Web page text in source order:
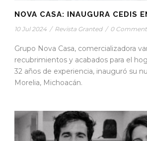
NOVA CASA: INAUGURA CEDIS
10 Jul 2024 / Revista Granted / 0 Comment
Grupo Nova Casa, comercializadora
recubrimientos y acabados para el
32 años de experiencia, inauguró su
Morelia, Michoacán.